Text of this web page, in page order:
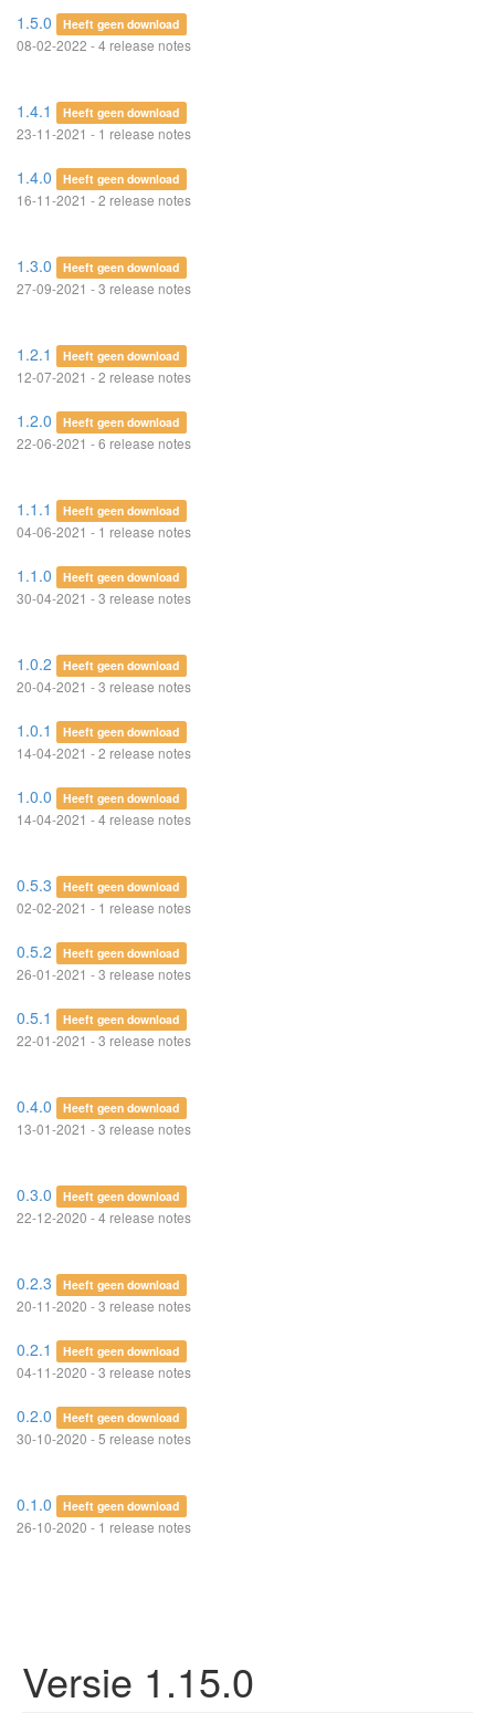
1.5.0 Heeft geen download
08-02-2022 - 4 release notes
1.4.1 Heeft geen download
23-11-2021 - 1 release notes
1.4.0 Heeft geen download
16-11-2021 - 2 release notes
1.3.0 Heeft geen download
27-09-2021 - 3 release notes
1.2.1 Heeft geen download
12-07-2021 - 2 release notes
1.2.0 Heeft geen download
22-06-2021 - 6 release notes
1.1.1 Heeft geen download
04-06-2021 - 1 release notes
1.1.0 Heeft geen download
30-04-2021 - 3 release notes
1.0.2 Heeft geen download
20-04-2021 - 3 release notes
1.0.1 Heeft geen download
14-04-2021 - 2 release notes
1.0.0 Heeft geen download
14-04-2021 - 4 release notes
0.5.3 Heeft geen download
02-02-2021 - 1 release notes
0.5.2 Heeft geen download
26-01-2021 - 3 release notes
0.5.1 Heeft geen download
22-01-2021 - 3 release notes
0.4.0 Heeft geen download
13-01-2021 - 3 release notes
0.3.0 Heeft geen download
22-12-2020 - 4 release notes
0.2.3 Heeft geen download
20-11-2020 - 3 release notes
0.2.1 Heeft geen download
04-11-2020 - 3 release notes
0.2.0 Heeft geen download
30-10-2020 - 5 release notes
0.1.0 Heeft geen download
26-10-2020 - 1 release notes
Versie 1.15.0